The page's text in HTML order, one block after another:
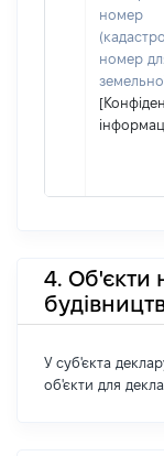
номер
номер
4. Об'єкти
У суб'єкта
об'єкти для